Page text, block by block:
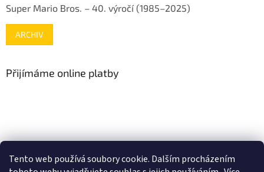
Tento web používá soubory cookie. Dalším procházením
Super Mario Bros. – 40. výročí (1985–2025)
ARCHIV
Přijímáme online platby
www.fleg.cz